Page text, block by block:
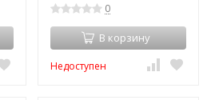
0
В корзину
Недоступен